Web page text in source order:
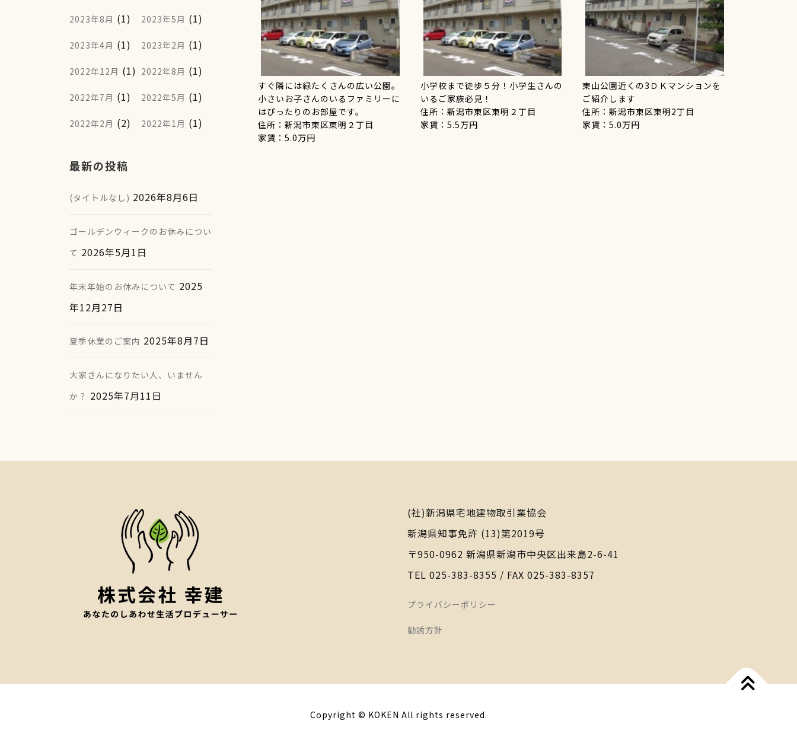
すぐ隣には緑たくさんの広い公園。
小さいお子さんのいるファミリーに
はぴったりのお部屋です。
住所：新潟市東区東明２丁目
家賃：5.0万円
小学校まで徒歩５分！小学生さんの
いるご家族必見！
住所：新潟市東区東明２丁目
家賃：5.5万円
東山公園近くの3ＤＫマンションを
ご紹介します
住所：新潟市東区東明2丁目
家賃：5.0万円
2023年8月 (1) 2023年5月 (1)
2023年4月 (1) 2023年2月 (1)
2022年12月 (1) 2022年8月 (1)
2022年7月 (1) 2022年5月 (1)
2022年2月 (2) 2022年1月 (1)
最新の投稿
(タイトルなし) 2026年8月6日
ゴールデンウィークのお休みについ
て 2026年5月1日
年末年始のお休みについて 2025
年12月27日
夏季休業のご案内 2025年8月7日
大家さんになりたい人、いません
か？ 2025年7月11日
(社)新潟県宅地建物取引業協会
新潟県知事免許 (13)第2019号
〒950-0962 新潟県新潟市中央区出来島2-6-41
TEL 025-383-8355 / FAX 025-383-8357
プライバシーポリシー
勧誘方針
Copyright © KOKEN All rights reserved.